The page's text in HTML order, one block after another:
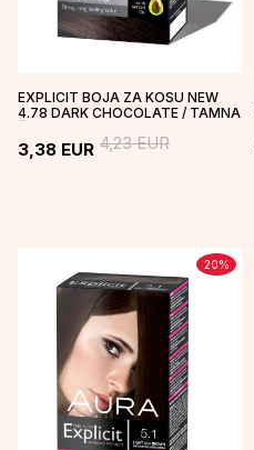
EXPLICIT BOJA ZA KOSU NEW
4.78 DARK CHOCOLATE / TAMNA
3,38 EUR 4,23EUR
20%